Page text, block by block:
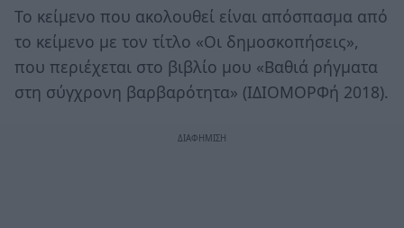
Το κείμενο που ακολουθεί είναι απόσπασμα από
το κείμενο με τον τίτλο «Οι δημοσκοπήσεις»,
που περιέχεται στο βιβλίο μου «Βαθιά ρήγματα
στη σύγχρονη βαρβαρότητα» (ΙΔΙΟΜΟΡΦή 2018).